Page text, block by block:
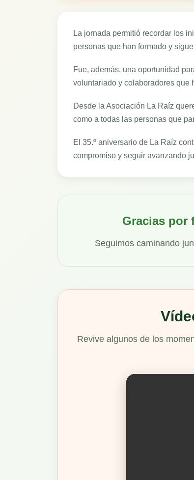
La jornada permitió recordar los
personas que han formado y
Fue, además, una oportunidad
voluntariado y colaboradores que
Desde la Asociación La Raíz
como a todas las personas que
El 35.º aniversario de La Raíz
compromiso y seguir avanzando
Gracias por
Seguimos caminando
Revive algunos de los